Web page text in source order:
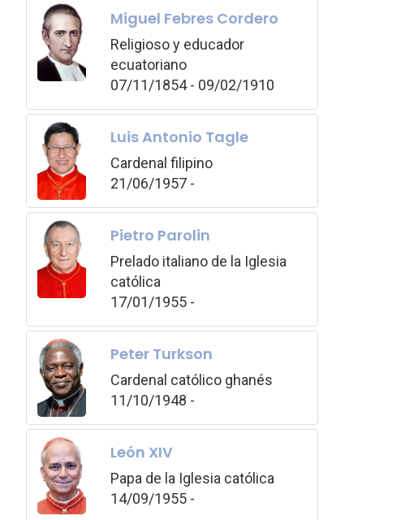
Miguel Febres Cordero
Religioso y educador
ecuatoriano
07/11/1854 - 09/02/1910
Luis Antonio Tagle
Cardenal filipino
21/06/1957 -
Pietro Parolin
Prelado italiano de la Iglesia
católica
17/01/1955 -
Peter Turkson
Cardenal católico ghanés
11/10/1948 -
León XIV
Papa de la Iglesia católica
14/09/1955 -